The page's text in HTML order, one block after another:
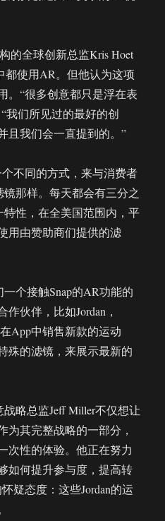
的全球创新总监Kris Hoet
都使用AR。但他认为这项
。“很多创意都只是浮在表
我们所见过的最好的创
且我们会一直提到的。”
不同的方式，来与消费者
镜那样。每天都会有三分之
特性，在全美国范围内，平
用由赞助商们提供的滤
一个接触Snap的AR功能的
伙伴，比如Jordan，
App中销售新款的运动
殊的滤镜，来展示最新的
战略总监Jeff Miller不仅想让
为其完整战略的一部分，
次性的体验。他正在努力
如何提升参与度，提高转
疑态度：这些Jordan的运